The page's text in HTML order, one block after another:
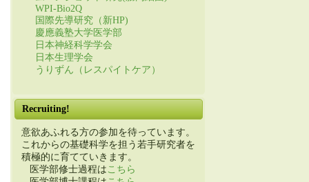
WPI-Bio2Q
国際先導研究（新HP)
慶應義塾大学医学部
日本神経科学学会
日本生理学会
うりずん（レスパイトケア）
Recruiting!
意欲あふれる方の参加を待っています。
これからの基礎科学を担う若手研究者を
積極的に育てていきます。
医学部修士過程は こちら